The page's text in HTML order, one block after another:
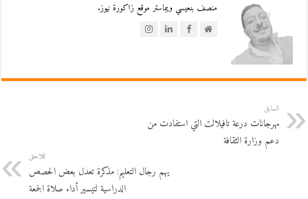
منصف بنعيسي ويبماستر موقع زاكورة نيوز.
السابق
مهرجانات درعة تافيلالت التي استفادت من
دعم وزارة الثقافة
اللاحق
يهم رجال التعليم: مذكرة تعدل بعض الحصص
الدراسية لتيسير أداء صلاة الجمعة